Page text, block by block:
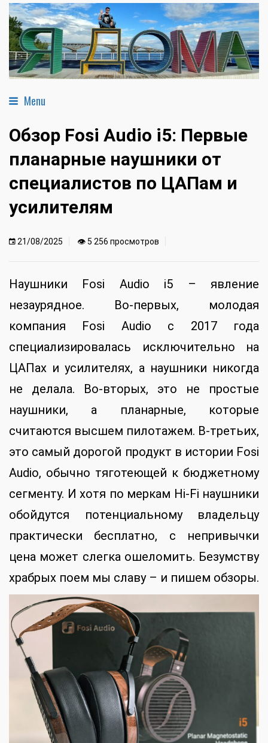
Menu
Обзор Fosi Audio i5: Первые
планарные наушники от
специалистов по ЦАПам и
усилителям
21/08/2025 👁 5 256 просмотров
Наушники Fosi Audio i5 – явление
незаурядное. Во-первых, молодая
компания Fosi Audio с 2017 года
специализировалась исключительно на
ЦАПах и усилителях, а наушники никогда
не делала. Во-вторых, это не простые
наушники, а планарные, которые
считаются высшем пилотажем. В-третьих,
это самый дорогой продукт в истории Fosi
Audio, обычно тяготеющей к бюджетному
сегменту. И хотя по меркам Hi-Fi наушники
обойдутся потенциальному владельцу
практически бесплатно, с непривычки
цена может слегка ошеломить. Безумству
храбрых поем мы славу – и пишем обзоры.